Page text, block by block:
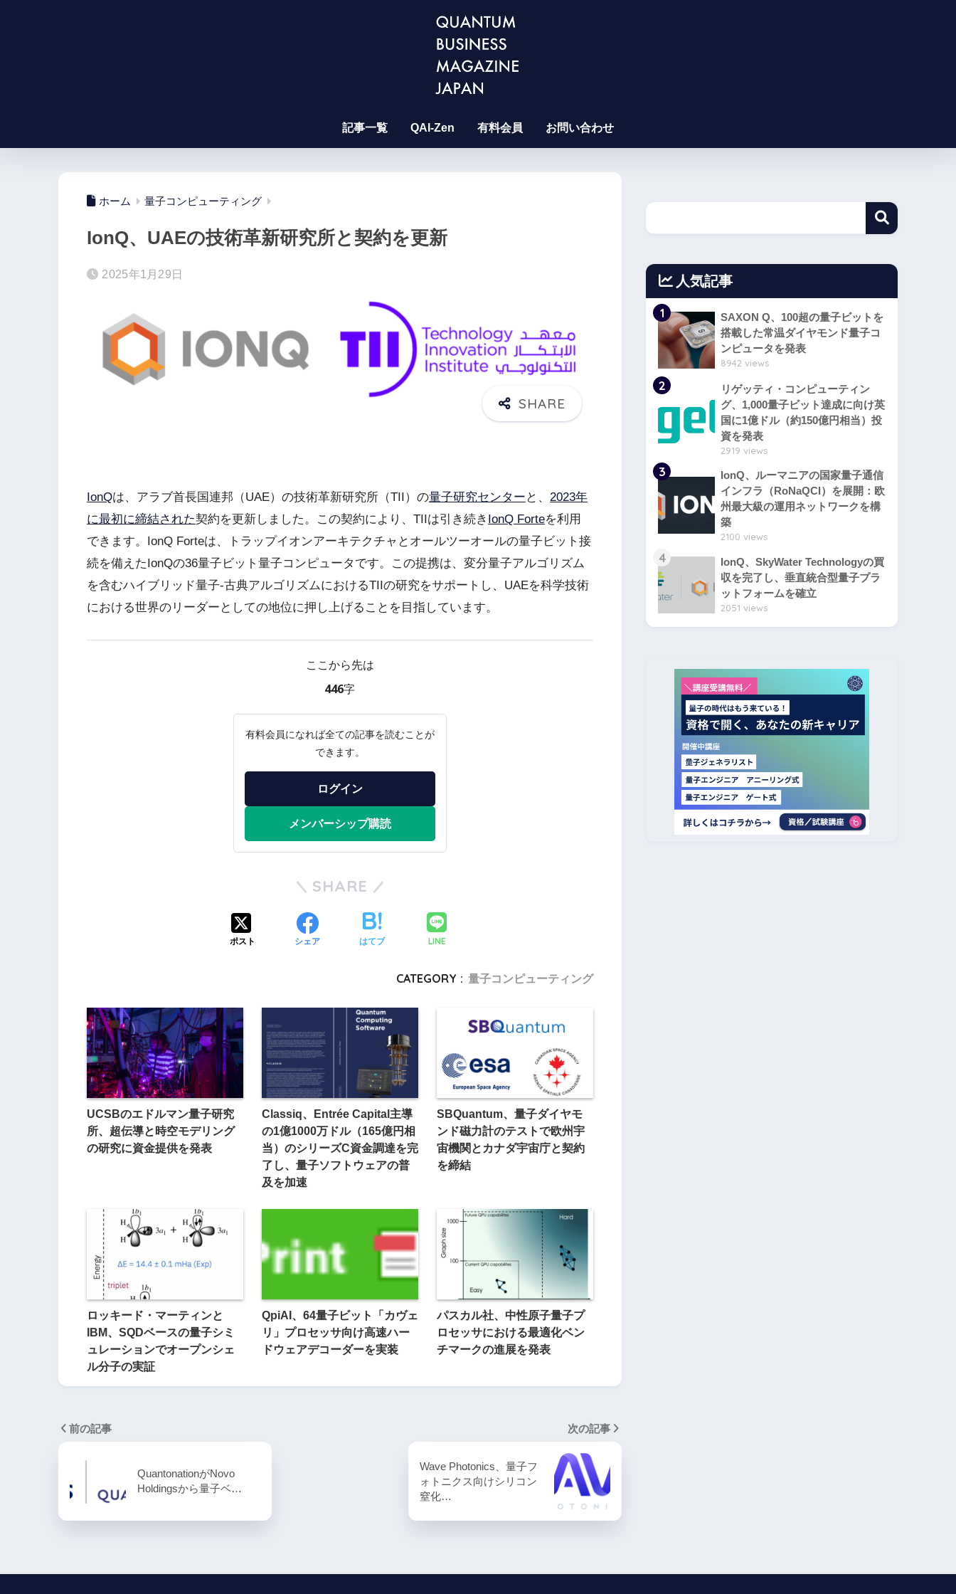
記事一覧 QAI-Zen 有料会員 お問い合わせ
ホーム 量子コンピューティング
IonQ、UAEの技術革新研究所と契約を更新
2025年1月29日
IonQは、アラブ首長国連邦（UAE）の技術革新研究所（TII）の量子研究センター と、 2023年
に最初に締結された契約を更新しました。この契約により、TIIは引き続き IonQ Forteを利用
できます。IonQ Forteは、トラップイオンアーキテクチャとオールツーオールの量子ビット接
続を備えたIonQの36量子ビット量子コンピュータです。この提携は、変分量子アルゴリズム
を含むハイブリッド量子-古典アルゴリズムにおけるTIIの研究をサポートし、UAEを科学技術
における世界のリーダーとしての地位に押し上げることを目指しています。
ここから先は
446字
有料会員になれば全ての記事を読むことが
できます。
ログイン
メンバーシップ購読
SHARE
ポスト シェア はてブ LINE
CATEGORY : 量子コンピューティング
UCSBのエドルマン量子研究
所、超伝導と時空モデリング
の研究に資金提供を発表
Classiq、Entrée Capital主導
の1億1000万ドル（165億円相
当）のシリーズC資金調達を完
了し、量子ソフトウェアの普
及を加速
SBQuantum、量子ダイヤモ
ンド磁力計のテストで欧州宇
宙機関とカナダ宇宙庁と契約
を締結
ロッキード・マーティンと
IBM、SQDベースの量子シミ
ュレーションでオープンシェ
ル分子の実証
QpiAI、64量子ビット「カヴェ
リ」プロセッサ向け高速ハー
ドウェアデコーダーを実装
パスカル社、中性原子量子プ
ロセッサにおける最適化ベン
チマークの進展を発表
前の記事
QuantonationがNovo
Holdingsから量子ベ…
次の記事
Wave Photonics、量子フ
ォトニクス向けシリコン
窒化…
人気記事
1
SAXON Q、100超の量子ビットを
搭載した常温ダイヤモンド量子コ
ンピュータを発表
8942 views
2
リゲッティ・コンピューティン
グ、1,000量子ビット達成に向け英
国に1億ドル（約150億円相当）投
資を発表
2919 views
3
IonQ、ルーマニアの国家量子通信
インフラ（RoNaQCI）を展開：欧
州最大級の運用ネットワークを構
築
2100 views
4
IonQ、SkyWater Technologyの買
収を完了し、垂直統合型量子プラ
ットフォームを確立
2051 views